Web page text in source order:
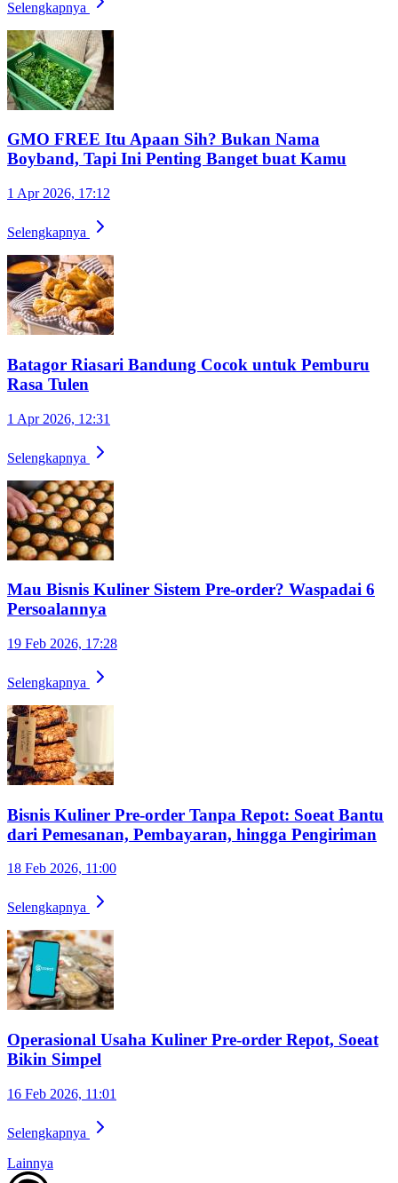
Selengkapnya
GMO FREE Itu Apaan Sih? Bukan Nama
Boyband, Tapi Ini Penting Banget buat Kamu
1 Apr 2026, 17:12
Selengkapnya
Batagor Riasari Bandung Cocok untuk Pemburu
Rasa Tulen
1 Apr 2026, 12:31
Selengkapnya
Mau Bisnis Kuliner Sistem Pre-order? Waspadai 6
Persoalannya
19 Feb 2026, 17:28
Selengkapnya
Bisnis Kuliner Pre-order Tanpa Repot: Soeat Bantu
dari Pemesanan, Pembayaran, hingga Pengiriman
18 Feb 2026, 11:00
Selengkapnya
Operasional Usaha Kuliner Pre-order Repot, Soeat
Bikin Simpel
16 Feb 2026, 11:01
Selengkapnya
Lainnya